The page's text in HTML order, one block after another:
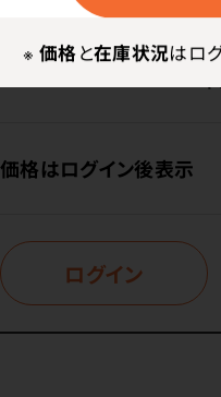
※ 価格と在庫状況はロ
内
価格はログイン後表示
ログイン